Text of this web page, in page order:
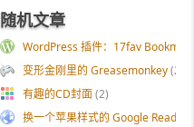
随机文章
WordPress 插件：17fav
变形金刚里的 Greasemonkey(21)
有趣的CD封面(2)
换一个苹果样式的 Google Reader